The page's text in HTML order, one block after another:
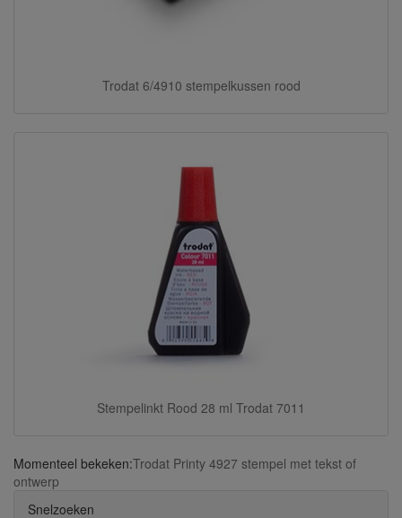
Trodat 6/4910 stempelkussen rood
Stempelinkt Rood 28 ml Trodat 7011
Momenteel bekeken:Trodat Printy 4927 stempel met tekst of
ontwerp
Snelzoeken